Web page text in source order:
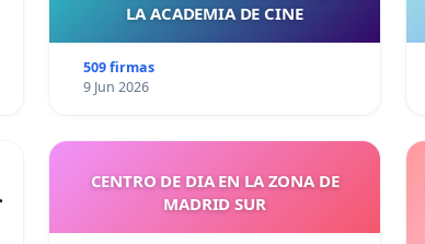
LA ACADEMIA DE CINE
509 firmas
9 Jun 2026
CENTRO DE DIA EN LA ZONA DE
MADRID SUR